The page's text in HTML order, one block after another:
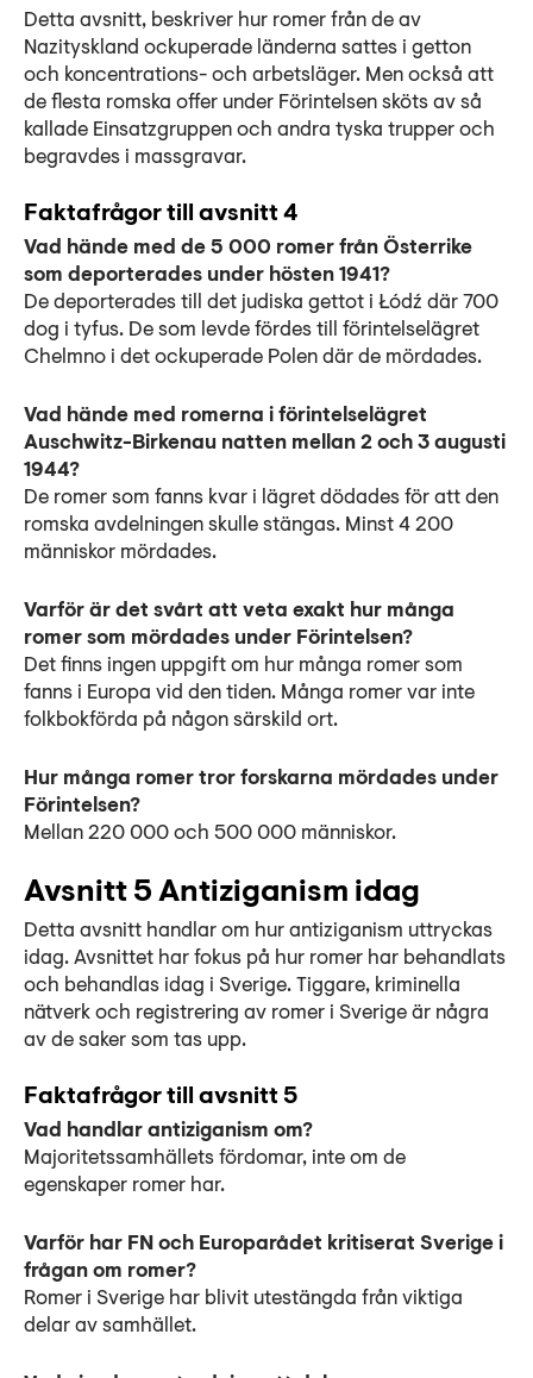
Detta avsnitt, beskriver hur romer från de av
Nazityskland ockuperade länderna sattes i getton
och koncentrations- och arbetsläger. Men också att
de flesta romska offer under Förintelsen sköts av så
kallade Einsatzgruppen och andra tyska trupper och
begravdes i massgravar.
Faktafrågor till avsnitt 4
Vad hände med de 5 000 romer från Österrike
som deporterades under hösten 1941?
De deporterades till det judiska gettot i Łódź där 700
dog i tyfus. De som levde fördes till förintelselägret
Chelmno i det ockuperade Polen där de mördades.
Vad hände med romerna i förintelselägret
Auschwitz-Birkenau natten mellan 2 och 3 augusti
1944?
De romer som fanns kvar i lägret dödades för att den
romska avdelningen skulle stängas. Minst 4 200
människor mördades.
Varför är det svårt att veta exakt hur många
romer som mördades under Förintelsen?
Det finns ingen uppgift om hur många romer som
fanns i Europa vid den tiden. Många romer var inte
folkbokförda på någon särskild ort.
Hur många romer tror forskarna mördades under
Förintelsen?
Mellan 220 000 och 500 000 människor.
Avsnitt 5 Antiziganism idag
Detta avsnitt handlar om hur antiziganism uttryckas
idag. Avsnittet har fokus på hur romer har behandlats
och behandlas idag i Sverige. Tiggare, kriminella
nätverk och registrering av romer i Sverige är några
av de saker som tas upp.
Faktafrågor till avsnitt 5
Vad handlar antiziganism om?
Majoritetssamhällets fördomar, inte om de
egenskaper romer har.
Varför har FN och Europarådet kritiserat Sverige i
frågan om romer?
Romer i Sverige har blivit utestängda från viktiga
delar av samhället.